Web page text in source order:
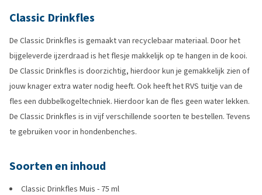
Classic Drinkfles
De Classic Drinkfles is gemaakt van recyclebaar materiaal. Door het
bijgeleverde ijzerdraad is het flesje makkelijk op te hangen in de kooi.
De Classic Drinkfles is doorzichtig, hierdoor kun je gemakkelijk zien of
jouw knager extra water nodig heeft. Ook heeft het RVS tuitje van de
fles een dubbelkogeltechniek. Hierdoor kan de fles geen water lekken.
De Classic Drinkfles is in vijf verschillende soorten te bestellen. Tevens
te gebruiken voor in hondenbenches.
Soorten en inhoud
Classic Drinkfles Muis - 75 ml